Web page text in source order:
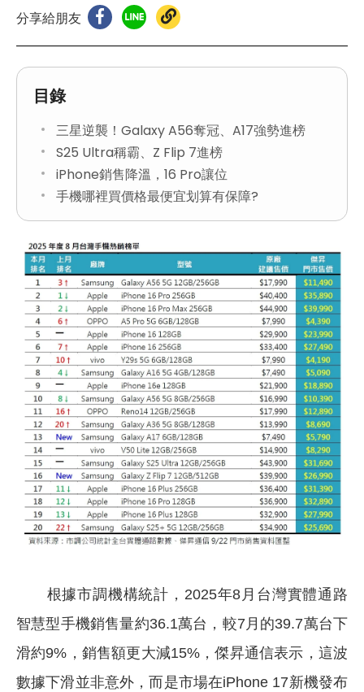
分享給朋友
目錄
三星逆襲！Galaxy A56奪冠、A17強勢進榜
S25 Ultra稱霸、Z Flip 7進榜
iPhone銷售降溫，16 Pro讓位
手機哪裡買價格最便宜划算有保障?
根據市調機構統計，2025年8月台灣實體通路
智慧型手機銷售量約36.1萬台，較7月的39.7萬台下
滑約9%，銷售額更大減15%，傑昇通信表示，這波
數據下滑並非意外，而是市場在iPhone 17新機發布